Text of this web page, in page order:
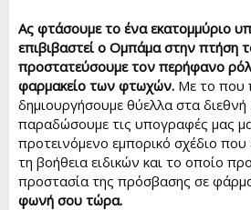
Ας φτάσουμε το ένα εκατομμύριο
επιβιβαστεί ο Ομπάμα στην πτήση
προστατεύσουμε τον περήφανο
φαρμακείο των φτωχών. Με το που
δημιουργήσουμε θύελλα στα
παραδώσουμε τις υπογραφές μας
προτεινόμενο εμπορικό σχέδιο που
τη βοήθεια ειδικών και το οποίο
προστασία της πρόσβασης σε
φωνή σου τώρα.